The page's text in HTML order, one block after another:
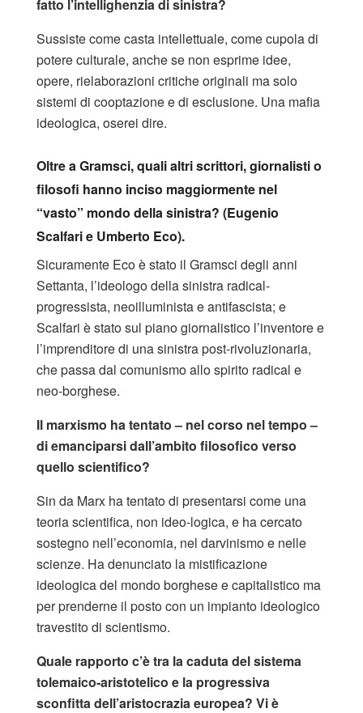
fatto l’intellighenzia di sinistra?
Sussiste come casta intellettuale, come cupola di
potere culturale, anche se non esprime idee,
opere, rielaborazioni critiche originali ma solo
sistemi di cooptazione e di esclusione. Una mafia
ideologica, oserei dire.
Oltre a Gramsci, quali altri scrittori, giornalisti o
filosofi hanno inciso maggiormente nel
“vasto” mondo della sinistra? (Eugenio
Scalfari e Umberto Eco).
Sicuramente Eco è stato il Gramsci degli anni
Settanta, l’ideologo della sinistra radical-
progressista, neoilluminista e antifascista; e
Scalfari è stato sul piano giornalistico l’inventore e
l’imprenditore di una sinistra post-rivoluzionaria,
che passa dal comunismo allo spirito radical e
neo-borghese.
Il marxismo ha tentato – nel corso nel tempo –
di emanciparsi dall’ambito filosofico verso
quello scientifico?
Sin da Marx ha tentato di presentarsi come una
teoria scientifica, non ideo-logica, e ha cercato
sostegno nell’economia, nel darvinismo e nelle
scienze. Ha denunciato la mistificazione
ideologica del mondo borghese e capitalistico ma
per prenderne il posto con un impianto ideologico
travestito di scientismo.
Quale rapporto c’è tra la caduta del sistema
tolemaico-aristotelico e la progressiva
sconfitta dell’aristocrazia europea? Vi è